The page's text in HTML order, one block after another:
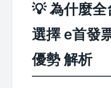
💡 為什麼
選擇 e首發
優勢 解析